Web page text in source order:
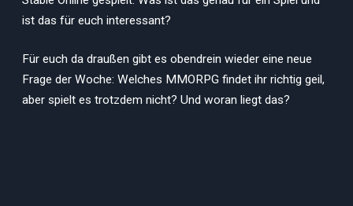
ist das für euch interessant?
Für euch da draußen gibt es obendrein wieder eine neue
Frage der Woche: Welches MMORPG findet ihr richtig geil,
aber spielt es trotzdem nicht? Und woran liegt das?